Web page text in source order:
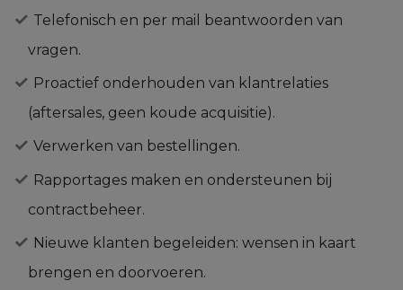
Telefonisch en per mail beantwoorden van
vragen.
Proactief onderhouden van klantrelaties
(aftersales, geen koude acquisitie).
Verwerken van bestellingen.
Rapportages maken en ondersteunen bij
contractbeheer.
Nieuwe klanten begeleiden: wensen in kaart
brengen en doorvoeren.